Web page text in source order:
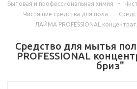
Бытовая и профессиональная химия
-
-
Чистящие средства для пола -
ЛАЙМА PROFESSIONAL
Средство для мытья
PROFESSIONAL
бриз"